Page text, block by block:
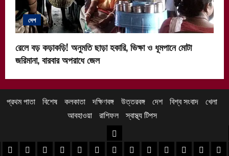
দেশ
রেলে বড় কড়াকড়ি! অনুমতি ছাড়া হকারি, ভিক্ষা ও ধূমপানে মোটা
জরিমানা, বারবার অপরাধে জেল
প্রথম পাতা বিশেষ কলকাতা দক্ষিণবঙ্গ উত্তরবঙ্গ দেশ বিশ্ব সংবাদ খেলা
আবহাওয়া
রাশিফল স্বাস্থ্য টিপস
খবর
খবর
পুরুলিয়া খবর
বাঁকুড়া খবরপশ্চিম বর্ধমান খবর
পূর্ব বর্ধমান খবর
বীরভূম খবরমুর্শিদাবাদ খবর
উত্তরবঙ্গ
কোচবিহার নিউজ
আলিপুরদুয়ার খবর
জলপাইগুড়ি খবর
শিলিগুড়ি খবর
উত্তরদক্ষিণ